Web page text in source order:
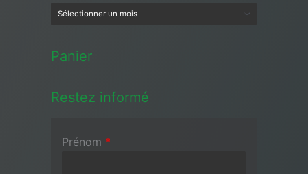
Panier
Restez informé
Prénom *